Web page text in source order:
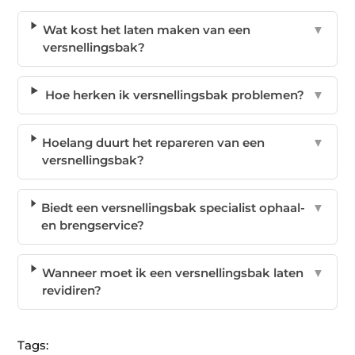
Wat kost het laten maken van een
versnellingsbak?
▼
Hoe herken ik versnellingsbak problemen? ▼
Hoelang duurt het repareren van een
versnellingsbak?
▼
Biedt een versnellingsbak specialist ophaal-
en brengservice?
▼
Wanneer moet ik een versnellingsbak laten
revidiren?
▼
Tags: